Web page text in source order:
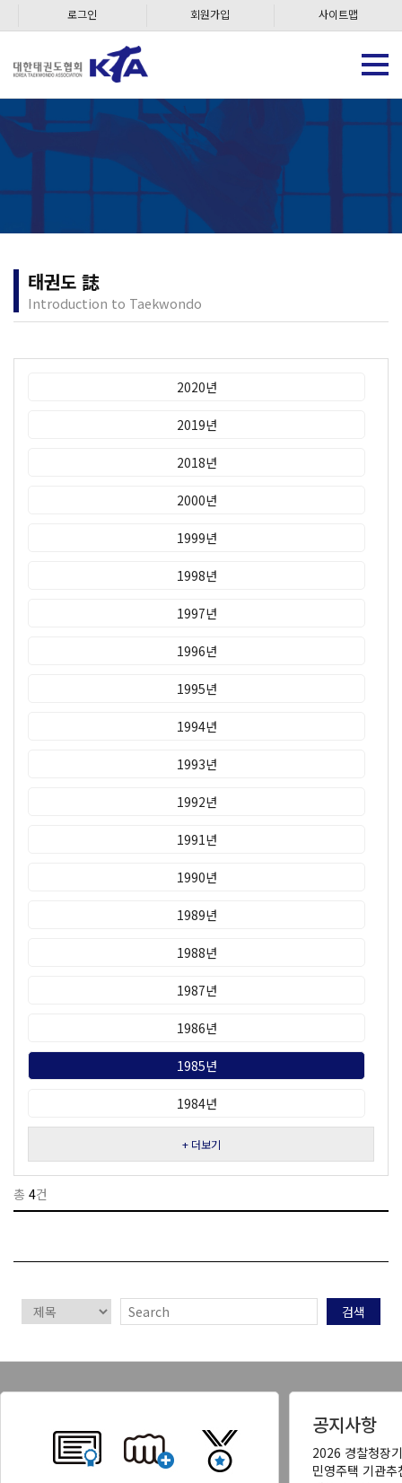
로그인 회원가입 사이트맵
태권도 誌
Introduction to Taekwondo
2020년
2019년
2018년
2000년
1999년
1998년
1997년
1996년
1995년
1994년
1993년
1992년
1991년
1990년
1989년
1988년
1987년
1986년
1985년
1984년
+ 더보기
총 4건
검색
공지사항
2026 경찰청장
민영주택 기관